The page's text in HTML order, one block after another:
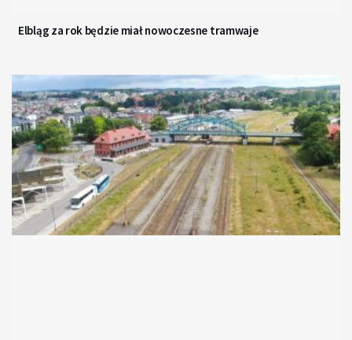
Elbląg za rok będzie miał nowoczesne tramwaje